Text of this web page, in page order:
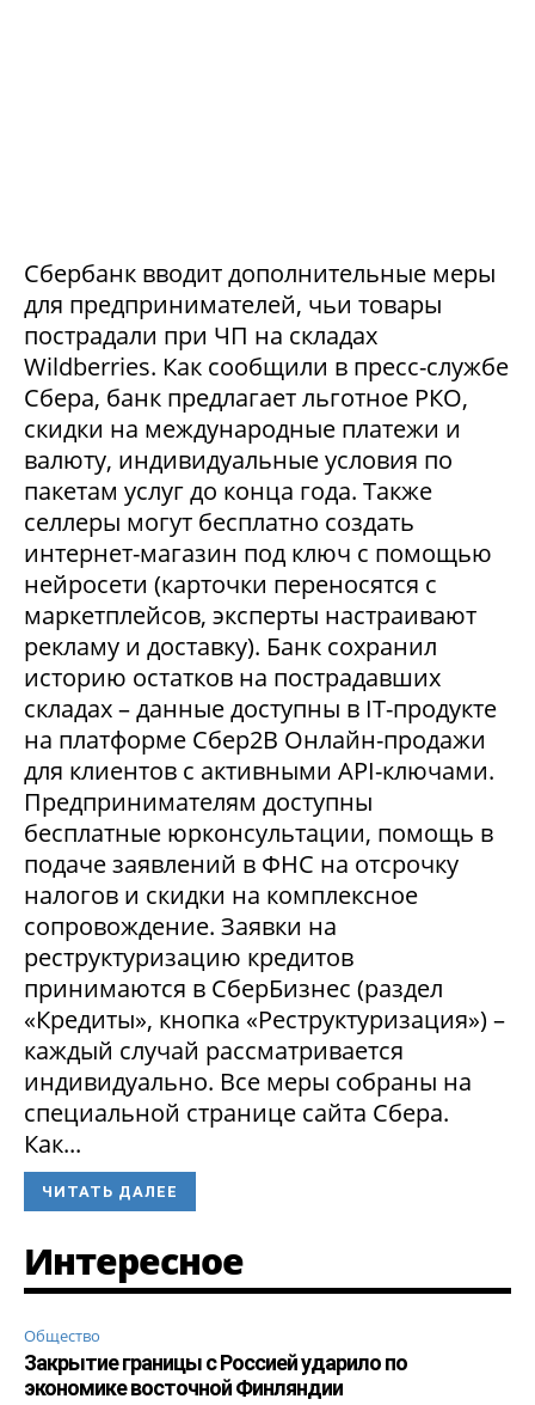
Сбербанк вводит дополнительные меры
для предпринимателей, чьи товары
пострадали при ЧП на складах
Wildberries. Как сообщили в пресс-службе
Сбера, банк предлагает льготное РКО,
скидки на международные платежи и
валюту, индивидуальные условия по
пакетам услуг до конца года. Также
селлеры могут бесплатно создать
интернет-магазин под ключ с помощью
нейросети (карточки переносятся с
маркетплейсов, эксперты настраивают
рекламу и доставку). Банк сохранил
историю остатков на пострадавших
складах – данные доступны в IT-продукте
на платформе Сбер2В Онлайн-продажи
для клиентов с активными API-ключами.
Предпринимателям доступны
бесплатные юрконсультации, помощь в
подаче заявлений в ФНС на отсрочку
налогов и скидки на комплексное
сопровождение. Заявки на
реструктуризацию кредитов
принимаются в СберБизнес (раздел
«Кредиты», кнопка «Реструктуризация») –
каждый случай рассматривается
индивидуально. Все меры собраны на
специальной странице сайта Сбера.
Как...
ЧИТАТЬ ДАЛЕЕ
Интересное
Общество
Закрытие границы с Россией ударило по
экономике восточной Финляндии